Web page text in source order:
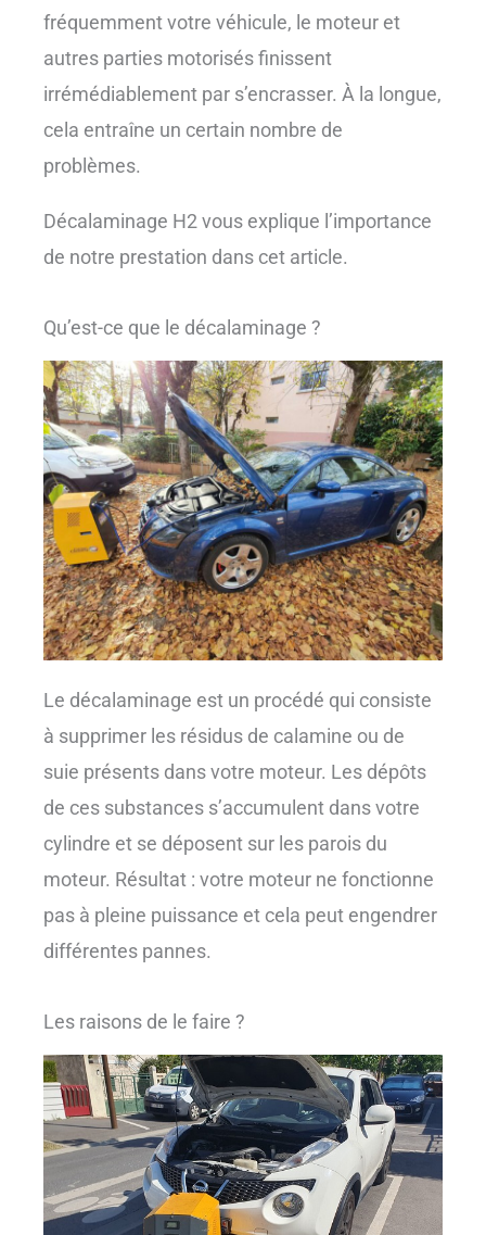
fréquemment votre véhicule, le moteur et
autres parties motorisés finissent
irrémédiablement par s’encrasser. À la longue,
cela entraîne un certain nombre de
problèmes.
Décalaminage H2 vous explique l’importance
de notre prestation dans cet article.
Qu’est-ce que le décalaminage ?
Le décalaminage est un procédé qui consiste
à supprimer les résidus de calamine ou de
suie présents dans votre moteur. Les dépôts
de ces substances s’accumulent dans votre
cylindre et se déposent sur les parois du
moteur. Résultat : votre moteur ne fonctionne
pas à pleine puissance et cela peut engendrer
différentes pannes.
Les raisons de le faire ?